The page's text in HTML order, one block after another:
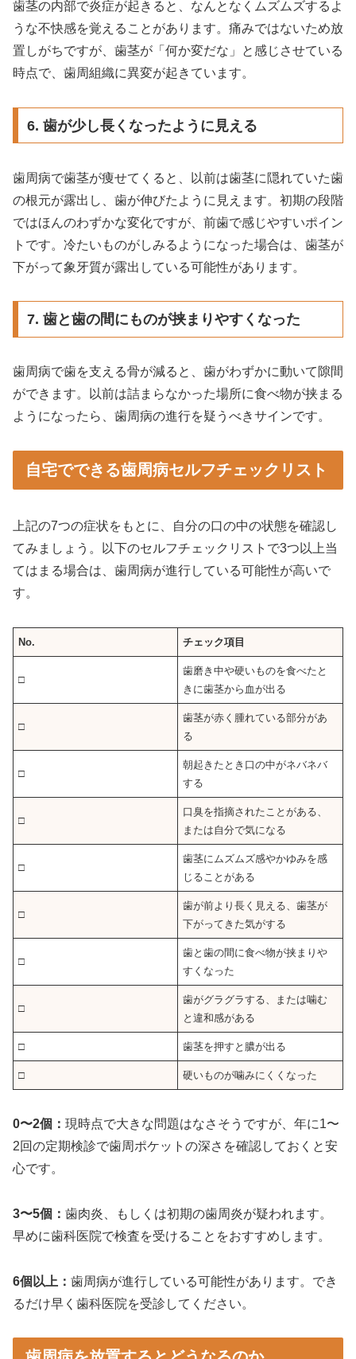
歯茎の内部で炎症が起きると、なんとなくムズムズするよ
うな不快感を覚えることがあります。痛みではないため放
置しがちですが、歯茎が「何か変だな」と感じさせている
時点で、歯周組織に異変が起きています。
6. 歯が少し長くなったように見える
歯周病で歯茎が痩せてくると、以前は歯茎に隠れていた歯
の根元が露出し、歯が伸びたように見えます。初期の段階
ではほんのわずかな変化ですが、前歯で感じやすいポイン
トです。冷たいものがしみるようになった場合は、歯茎が
下がって象牙質が露出している可能性があります。
7. 歯と歯の間にものが挟まりやすくなった
歯周病で歯を支える骨が減ると、歯がわずかに動いて隙間
ができます。以前は詰まらなかった場所に食べ物が挟まる
ようになったら、歯周病の進行を疑うべきサインです。
自宅でできる歯周病セルフチェックリスト
上記の7つの症状をもとに、自分の口の中の状態を確認し
てみましょう。以下のセルフチェックリストで3つ以上当
てはまる場合は、歯周病が進行している可能性が高いで
す。
No. チェック項目
□
歯磨き中や硬いものを食べたと
きに歯茎から血が出る
□
歯茎が赤く腫れている部分があ
る
□
朝起きたとき口の中がネバネバ
する
□
口臭を指摘されたことがある、
または自分で気になる
□
歯茎にムズムズ感やかゆみを感
じることがある
□
歯が前より長く見える、歯茎が
下がってきた気がする
□
歯と歯の間に食べ物が挟まりや
すくなった
□
歯がグラグラする、または噛む
と違和感がある
□ 歯茎を押すと膿が出る
□ 硬いものが噛みにくくなった
0〜2個： 現時点で大きな問題はなさそうですが、年に1〜
2回の定期検診で歯周ポケットの深さを確認しておくと安
心です。
3〜5個： 歯肉炎、もしくは初期の歯周炎が疑われます。
早めに歯科医院で検査を受けることをおすすめします。
6個以上： 歯周病が進行している可能性があります。でき
るだけ早く歯科医院を受診してください。